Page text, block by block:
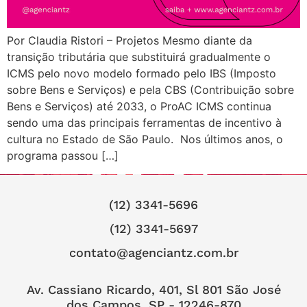
Por Claudia Ristori – Projetos Mesmo diante da
transição tributária que substituirá gradualmente o
ICMS pelo novo modelo formado pelo IBS (Imposto
sobre Bens e Serviços) e pela CBS (Contribuição sobre
Bens e Serviços) até 2033, o ProAC ICMS continua
sendo uma das principais ferramentas de incentivo à
cultura no Estado de São Paulo. Nos últimos anos, o
programa passou […]
(12) 3341-5696
(12) 3341-5697
contato@agenciantz.com.br
Av. Cassiano Ricardo, 401, Sl 801 São José